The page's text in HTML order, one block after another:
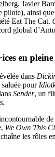
Javier
pilote), ainsi
Eat The Cat.
global
en pleine
dans
saluée pour
Sender, un
de
, We Own This
les rôles